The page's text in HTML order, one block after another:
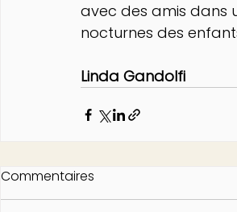
avec des amis dans
nocturnes des
Linda Gandolfi
Commentaires